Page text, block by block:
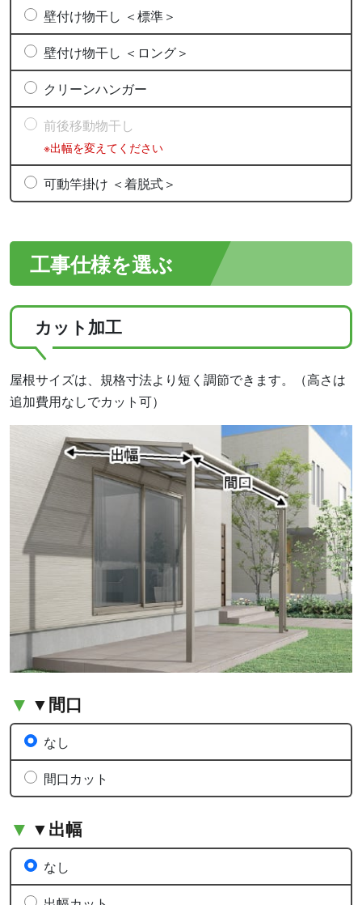
壁付け物干し ＜標準＞
壁付け物干し ＜ロング＞
クリーンハンガー
前後移動物干し
※出幅を変えてください
可動竿掛け ＜着脱式＞
工事仕様を選ぶ
カット加工
屋根サイズは、規格寸法より短く調節できます。（高さは
追加費用なしでカット可）
▼間口
なし
間口カット
▼出幅
なし